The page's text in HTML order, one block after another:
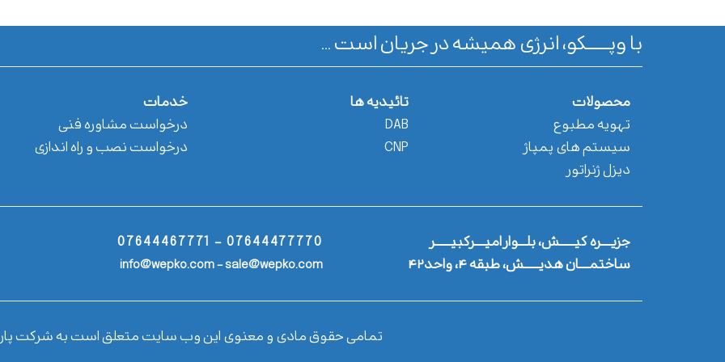
با وپـــــــکو، انرژی همیشه در جریان است ...
محصولات
تهویه مطبوع
سیستم های پمپاژ
دیزل ژنراتور
تائیدیه ها
DAB
CNP
خدمات
درخواست مشاوره فنی
درخواست نصب و راه اندازی
07644477770 - 07644467771
info@wepko.com - sale@wepko.com
جزیــــره کیــــــش، بلـــوار امیــــرکبیــــــر
ساختمــــان هدیــــــش، طبقه ۴، واحد۴۲
تمامی حقوق مادی و معنوی این وب سایت متعلق است به شرکت